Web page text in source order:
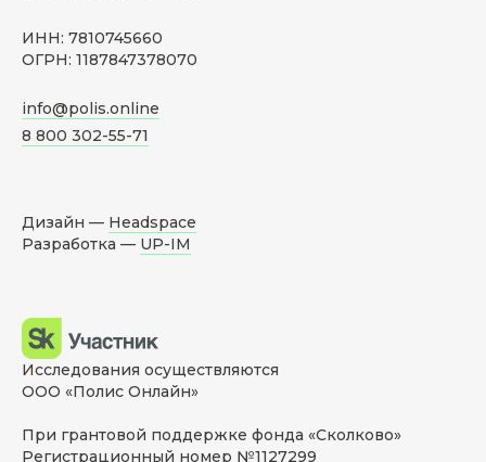
ИНН: 7810745660
ОГРН: 1187847378070
info@polis.online
8 800 302-55-71
Дизайн — Headspace
Разработка — UP-IM
Исследования осуществляются
ООО «Полис Онлайн»
При грантовой поддержке фонда «Сколково»
Регистрационный номер №1127299